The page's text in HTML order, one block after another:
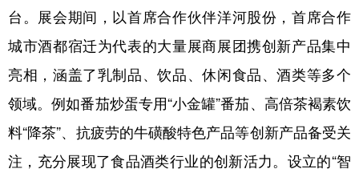
台。展会期间，以首席合作伙伴洋河股份，首席合作
城市酒都宿迁为代表的大量展商展团携创新产品集中
亮相，涵盖了乳制品、饮品、休闲食品、酒类等多个
领域。例如番茄炒蛋专用“小金罐”番茄、高倍茶褐素饮
料“降茶”、抗疲劳的牛磺酸特色产品等创新产品备受关
注，充分展现了食品酒类行业的创新活力。设立的“智